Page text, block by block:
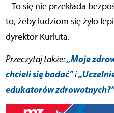
– To się nie przekłada
to, żeby ludziom się żyło
dyrektor Kurluta.
Przeczytaj także:„Moje
chcieli się badać”i
edukatorów